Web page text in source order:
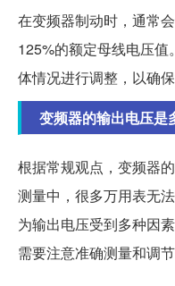
在变频器制动时，通常
125%的额定母线电压
体情况进行调整，以确
变频器的输出电压是
根据常规观点，变频器
测量中，很多万用表无
为输出电压受到多种因
需要注意准确测量和调节